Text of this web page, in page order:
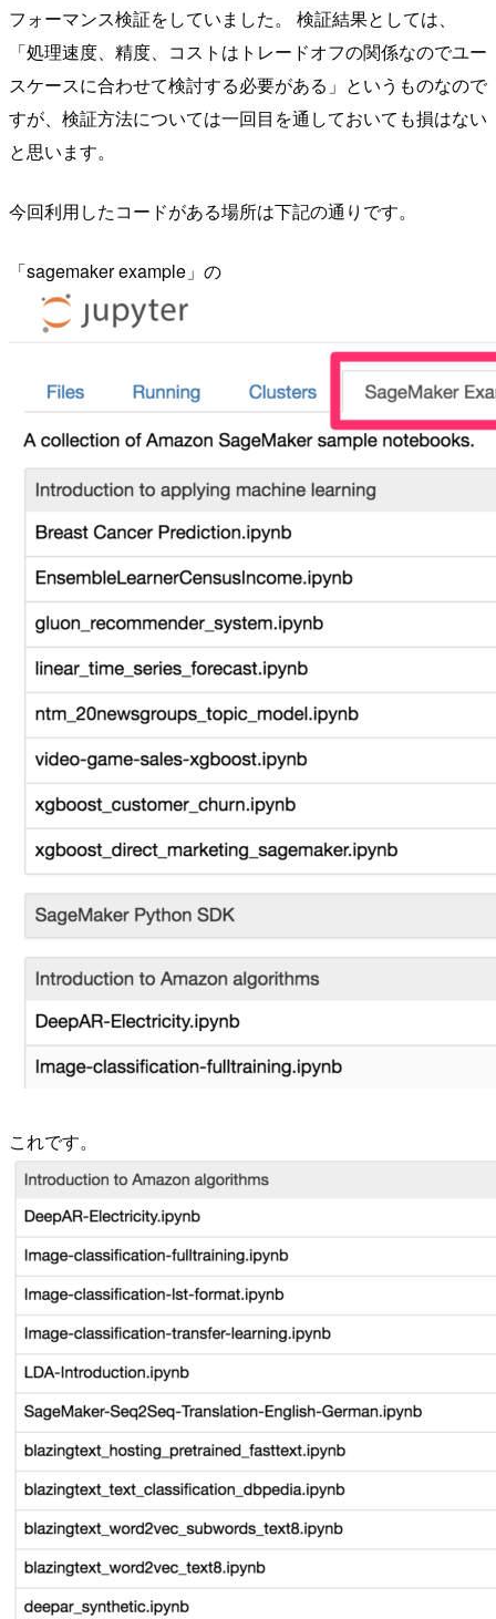
フォーマンス検証をしていました。 検証結果としては、
「処理速度、精度、コストはトレードオフの関係なのでユー
スケースに合わせて検討する必要がある」というものなので
すが、検証方法については一回目を通しておいても損はない
と思います。
今回利用したコードがある場所は下記の通りです。
「sagemaker example」の
これです。